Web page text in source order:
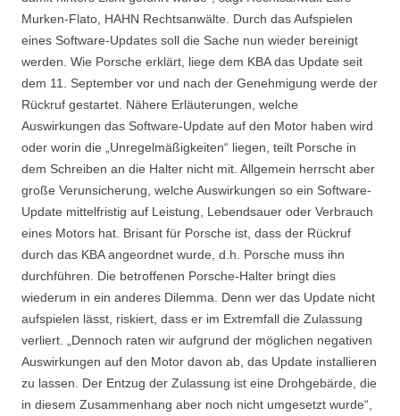
Murken-Flato, HAHN Rechtsanwälte. Durch das Aufspielen
eines Software-Updates soll die Sache nun wieder bereinigt
werden. Wie Porsche erklärt, liege dem KBA das Update seit
dem 11. September vor und nach der Genehmigung werde der
Rückruf gestartet. Nähere Erläuterungen, welche
Auswirkungen das Software-Update auf den Motor haben wird
oder worin die „Unregelmäßigkeiten“ liegen, teilt Porsche in
dem Schreiben an die Halter nicht mit. Allgemein herrscht aber
große Verunsicherung, welche Auswirkungen so ein Software-
Update mittelfristig auf Leistung, Lebendsauer oder Verbrauch
eines Motors hat. Brisant für Porsche ist, dass der Rückruf
durch das KBA angeordnet wurde, d.h. Porsche muss ihn
durchführen. Die betroffenen Porsche-Halter bringt dies
wiederum in ein anderes Dilemma. Denn wer das Update nicht
aufspielen lässt, riskiert, dass er im Extremfall die Zulassung
verliert. „Dennoch raten wir aufgrund der möglichen negativen
Auswirkungen auf den Motor davon ab, das Update installieren
zu lassen. Der Entzug der Zulassung ist eine Drohgebärde, die
in diesem Zusammenhang aber noch nicht umgesetzt wurde“,